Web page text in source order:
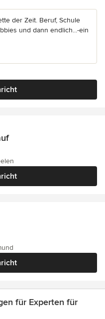
der Zeit. Beruf, Schule
und dann endlich...-ein
für Experten für